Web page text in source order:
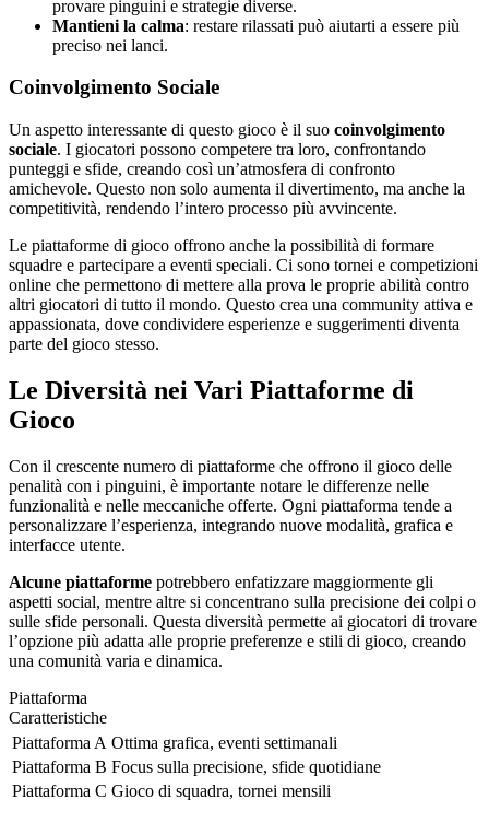
provare pinguini e strategie diverse.
Mantieni la calma: restare rilassati può aiutarti a essere più
preciso nei lanci.
Coinvolgimento Sociale
Un aspetto interessante di questo gioco è il suo coinvolgimento
sociale. I giocatori possono competere tra loro, confrontando
punteggi e sfide, creando così un’atmosfera di confronto
amichevole. Questo non solo aumenta il divertimento, ma anche la
competitività, rendendo l’intero processo più avvincente.
Le piattaforme di gioco offrono anche la possibilità di formare
squadre e partecipare a eventi speciali. Ci sono tornei e competizioni
online che permettono di mettere alla prova le proprie abilità contro
altri giocatori di tutto il mondo. Questo crea una community attiva e
appassionata, dove condividere esperienze e suggerimenti diventa
parte del gioco stesso.
Le Diversità nei Vari Piattaforme di
Gioco
Con il crescente numero di piattaforme che offrono il gioco delle
penalità con i pinguini, è importante notare le differenze nelle
funzionalità e nelle meccaniche offerte. Ogni piattaforma tende a
personalizzare l’esperienza, integrando nuove modalità, grafica e
interfacce utente.
Alcune piattaforme potrebbero enfatizzare maggiormente gli
aspetti social, mentre altre si concentrano sulla precisione dei colpi o
sulle sfide personali. Questa diversità permette ai giocatori di trovare
l’opzione più adatta alle proprie preferenze e stili di gioco, creando
una comunità varia e dinamica.
Piattaforma
Caratteristiche
Piattaforma A Ottima grafica, eventi settimanali
Piattaforma B Focus sulla precisione, sfide quotidiane
Piattaforma C Gioco di squadra, tornei mensili